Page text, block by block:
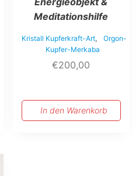
Meditationshilfe
Kristall Kupferkraft-Art,
Orgon-
Kupfer-Merkaba
€200,00
In den Warenkorb